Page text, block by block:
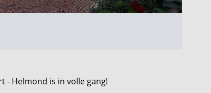
- Helmond is in volle gang!